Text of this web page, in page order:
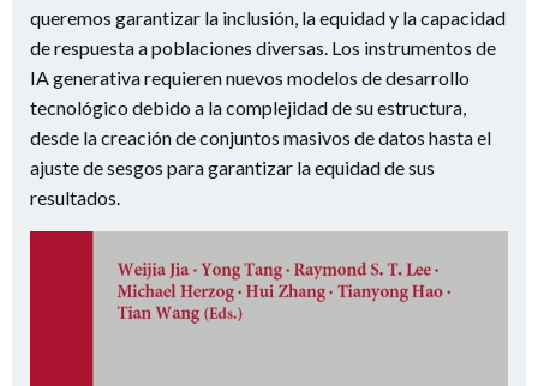
queremos garantizar la inclusión, la equidad y la capacidad
de respuesta a poblaciones diversas. Los instrumentos de
IA generativa requieren nuevos modelos de desarrollo
tecnológico debido a la complejidad de su estructura,
desde la creación de conjuntos masivos de datos hasta el
ajuste de sesgos para garantizar la equidad de sus
resultados.